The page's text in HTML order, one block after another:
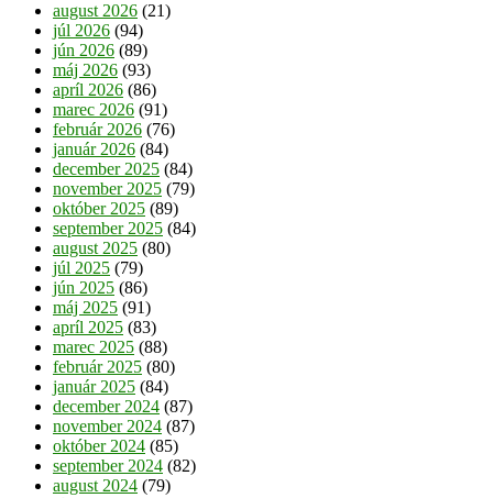
august 2026 (21)
júl 2026 (94)
jún 2026 (89)
máj 2026 (93)
apríl 2026 (86)
marec 2026 (91)
február 2026 (76)
január 2026 (84)
december 2025 (84)
november 2025 (79)
október 2025 (89)
september 2025 (84)
august 2025 (80)
júl 2025 (79)
jún 2025 (86)
máj 2025 (91)
apríl 2025 (83)
marec 2025 (88)
február 2025 (80)
január 2025 (84)
december 2024 (87)
november 2024 (87)
október 2024 (85)
september 2024 (82)
august 2024 (79)